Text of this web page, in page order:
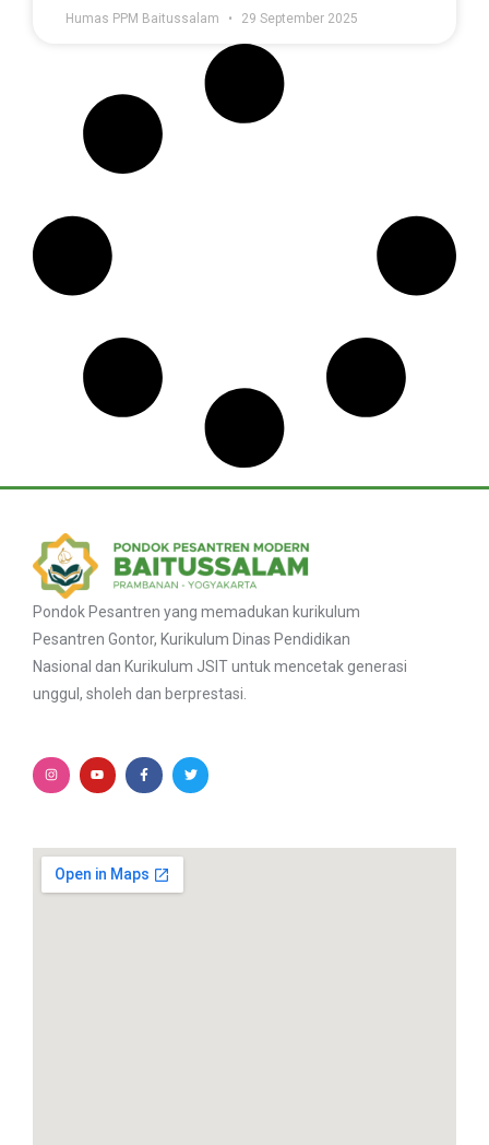
Humas PPM Baitussalam 29 September 2025
Pondok Pesantren yang memadukan kurikulum
Pesantren Gontor, Kurikulum Dinas Pendidikan
Nasional dan Kurikulum JSIT untuk mencetak generasi
unggul, sholeh dan berprestasi.